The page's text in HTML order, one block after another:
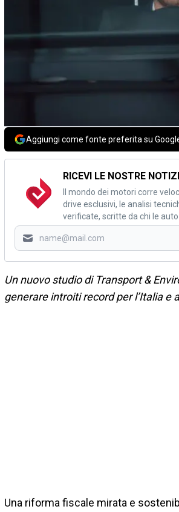
Aggiungi come fonte preferita su
RICEVI LE NOSTRE
Il mondo dei motori corre
drive esclusivi, le analisi
verificate, scritte da chi le
Un nuovo studio di Transport &
generare introiti record per l’Italia
Una riforma fiscale mirata e